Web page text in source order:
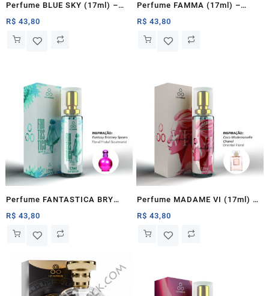
Perfume BLUE SKY (17ml) –
Ozonteck
R$ 43,80
Perfume FAMMA (17ml) –
Ozonteck
R$ 43,80
Perfume FANTASTICA BRY
(17ml) – Ozonteck
R$ 43,80
Perfume MADAME VI (17ml) –
Ozonteck
R$ 43,80